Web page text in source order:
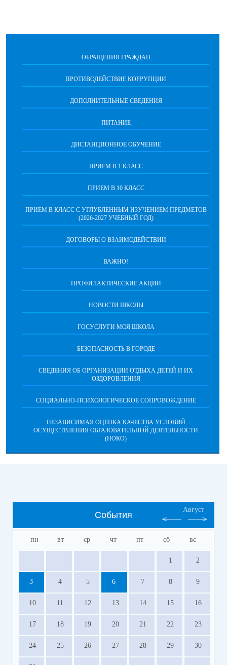
ОБРАЩЕНИЯ ГРАЖДАН
ПРОТИВОДЕЙСТВИЕ КОРРУПЦИИ
ДОПОЛНИТЕЛЬНЫЕ СВЕДЕНИЯ
ПИТАНИЕ
ДИСТАНЦИОННОЕ ОБУЧЕНИЕ
ПРИЕМ В 1 КЛАСС
ПРИЕМ В 10 КЛАСС
ПРИЕМ В КЛАСС С УГЛУБЛЕННЫМ ИЗУЧЕНИЕМ ПРЕДМЕТОВ
(2026-2027 УЧЕБНЫЙ ГОД)
ДОГОВОРЫ О ВЗАИМОДЕЙСТВИИ
ВАЖНО!
ПРОФИЛАКТИЧЕСКИЕ АКЦИИ
НОВОСТИ ШКОЛЫ
ГОСУСЛУГИ МОЯ ШКОЛА
БЕЗОПАСНОСТЬ В ГОРОДЕ
СВЕДЕНИЯ ОБ ОРГАНИЗАЦИИ ОТДЫХА ДЕТЕЙ И ИХ
ОЗДОРОВЛЕНИЯ
СОЦИАЛЬНО-ПСИХОЛОГИЧЕСКОЕ СОПРОВОЖДЕНИЕ
НЕЗАВИСИМАЯ ОЦЕНКА КАЧЕСТВА УСЛОВИЙ
ОСУЩЕСТВЛЕНИЯ ОБРАЗОВАТЕЛЬНОЙ ДЕЯТЕЛЬНОСТИ
(НОКО)
События
Август
пн вт ср чт пт сб вс
1 2
3 4 5 6 7 8 9
10 11 12 13 14 15 16
17 18 19 20 21 22 23
24 25 26 27 28 29 30